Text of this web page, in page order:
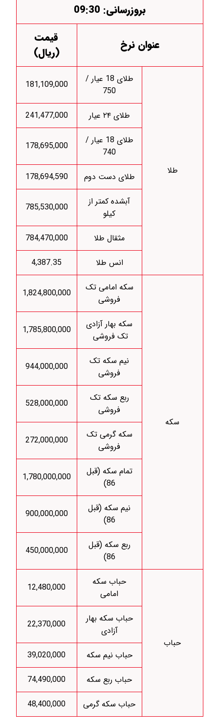
بروزرسانی: 09:30
عنوان نرخ
قیمت
(ریال)
طلا
طلای 18 عیار /
750
181,109,000
طلای ۲۴ عیار
241,477,000
طلای 18 عیار /
740
178,695,000
طلای دست دوم
178,694,590
آبشده کمتر از
کیلو
785,530,000
مثقال طلا
784,470,000
انس طلا
4,387.35
سکه
سکه امامی تک
فروشی
1,824,800,000
سکه بهار آزادی
تک فروشی
1,785,800,000
نیم سکه تک
فروشی
944,000,000
ربع سکه تک
فروشی
528,000,000
سکه گرمی تک
فروشی
272,000,000
تمام سکه (قبل
86)
1,780,000,000
نیم سکه (قبل
86)
900,000,000
ربع سکه (قبل
86)
450,000,000
حباب
حباب سکه
امامی
12,480,000
حباب سکه بهار
آزادی
22,370,000
حباب نیم سکه
39,020,000
حباب ربع سکه
74,490,000
حباب سکه گرمی
48,400,000